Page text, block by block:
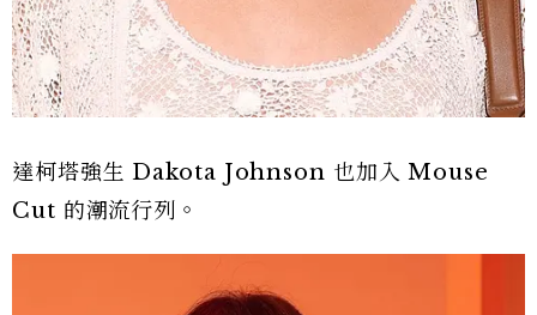
達柯塔強生 Dakota Johnson 也加入 Mouse
Cut 的潮流行列。